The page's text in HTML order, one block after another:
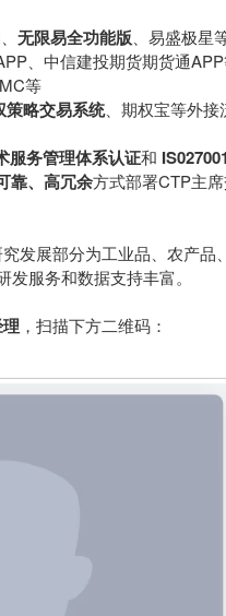
无限易全功能版 、易盛极星
、中信建投期货期货通
等
略交易系统、期权宝等外接
服务管理体系认证和
靠、高冗余方式部署CTP主
发展部分为工业品、农产
服务和数据支持丰富。
，扫描下方二维码：